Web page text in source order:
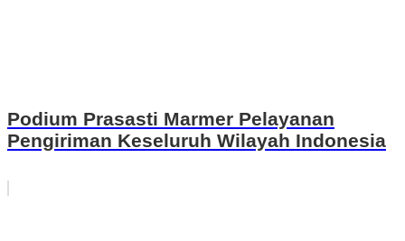
Podium Prasasti Marmer Pelayanan
Pengiriman Keseluruh Wilayah Indonesia